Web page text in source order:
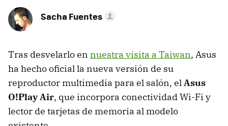
Sacha Fuentes
Tras desvelarlo en nuestra visita a Taiwan, Asus
ha hecho oficial la nueva versión de su
reproductor multimedia para el salón, elAsus
O!Play Air, que incorpora conectividad Wi-Fi y
lector de tarjetas de memoria al modelo